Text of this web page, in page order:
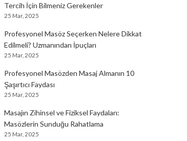
Tercih İçin Bilmeniz Gerekenler
25 Mar, 2025
Profesyonel Masöz Seçerken Nelere Dikkat
Edilmeli? Uzmanından İpuçları
25 Mar, 2025
Profesyonel Masözden Masaj Almanın 10
Şaşırtıcı Faydası
25 Mar, 2025
Masajın Zihinsel ve Fiziksel Faydaları:
Masözlerin Sunduğu Rahatlama
25 Mar, 2025